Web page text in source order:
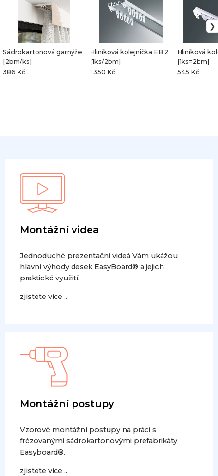
Sádrokartonová garnýže
[2bm/ks]
386 Kč
Hliníková kolejnička EB 2
[1ks/2bm]
1 350 Kč
Hliníková
[1ks=2bm]
545 Kč
Montážní videa
Jednoduché prezentační videá Vám ukážou
hlavní výhody desek EasyBoard® a jejich
praktické využití.
zjistete více ..
Montážní postupy
Vzorové montážní postupy na práci s
frézovanými sádrokartonovými prefabrikáty
Easyboard®.
zjistete více ..